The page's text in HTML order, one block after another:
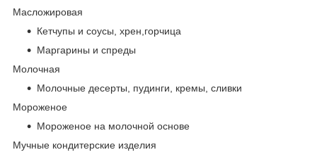
Масложировая
Кетчупы и соусы, хрен,горчица
Маргарины и спреды
Молочная
Молочные десерты, пудинги, кремы, сливки
Мороженое
Мороженое на молочной основе
Мучные кондитерские изделия